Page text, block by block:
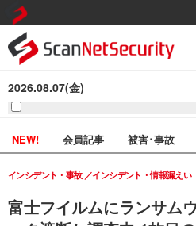
2026.08.07(金)
NEW! 会員記事 被害･事故
富士フイルムにランサム
インシデント・事故 インシデント・情報漏えい